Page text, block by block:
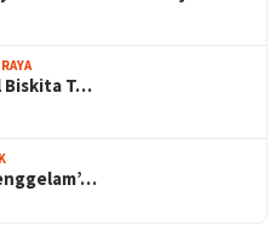
Biskita T…